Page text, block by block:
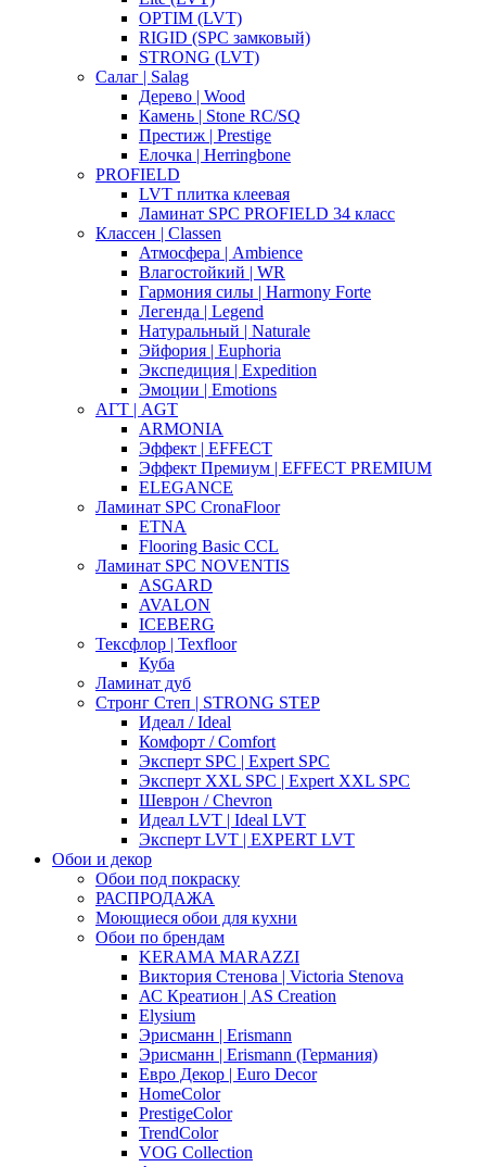
OPTIM (LVT)
RIGID (SPC замковый)
STRONG (LVT)
Салаг | Salag
Дерево | Wood
Камень | Stone RC/SQ
Престиж | Prestige
Елочка | Herringbone
PROFIELD
LVT плитка клеевая
Ламинат SPC PROFIELD 34 класс
Классен | Classen
Атмосфера | Ambience
Влагостойкий | WR
Гармония силы | Harmony Forte
Легенда | Legend
Натуральный | Naturale
Эйфория | Euphoria
Экспедиция | Expedition
Эмоции | Emotions
АГТ | AGT
ARMONIA
Эффект | EFFECT
Эффект Премиум | EFFECT PREMIUM
ELEGANCE
Ламинат SPC CronaFloor
ETNA
Flooring Basic CCL
Ламинат SPC NOVENTIS
ASGARD
AVALON
ICEBERG
Тексфлор | Texfloor
Куба
Ламинат дуб
Стронг Степ | STRONG STEP
Идеал / Ideal
Комфорт / Comfort
Эксперт SPC | Expert SPC
Эксперт XXL SPC | Expert XXL SPC
Шеврон / Chevron
Идеал LVT | Ideal LVT
Эксперт LVT | EXPERT LVT
Обои и декор
Обои под покраску
РАСПРОДАЖА
Моющиеся обои для кухни
Обои по брендам
KERAMA MARAZZI
Виктория Стенова | Victoria Stenova
АС Креатион | AS Creation
Elysium
Эрисманн | Erismann
Эрисманн | Erismann (Германия)
Евро Декор | Euro Decor
HomeColor
PrestigeColor
TrendColor
VOG Collection